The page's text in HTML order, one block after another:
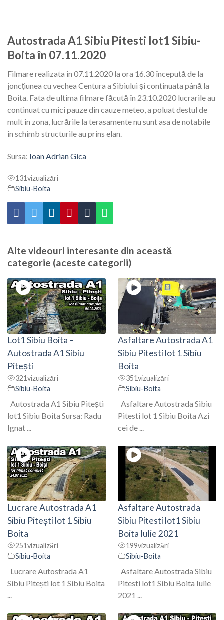
Autostrada A1 Sibiu Pitesti lot1 Sibiu-
Boita în 07.11.2020
Filmare realizata în 07.11.2020 la ora 16.30 începută de la
joncțiunea cu vechea Centura a Sibiului și continuata până la
Boita. Fata de ultima filmare făcută în 23.10.2020 lucrarile au
continuat cu mici pauze din cauze meteo, a poluat destul de
mult în zona, lucrările la terasamente nu sunt asa de notabile
în schimb structurile au prins elan.
Sursa: Ioan Adrian Gica
131vizualizări
Sibiu-Boita
Alte videouri interesante din această
categorie (aceste categorii)
Lot1 Sibiu Boita –
Autostrada A1 Sibiu
Pitești
321vizualizări
Sibiu-Boita
Autostrada A1 Sibiu Pitești
lot1 Sibiu Boita Sursa: Radu
Ignat ...
Asfaltare Autostrada A1
Sibiu Pitesti lot 1 Sibiu
Boita
351vizualizări
Sibiu-Boita
Asfaltare Autostrada Sibiu
Pitesti lot 1 Sibiu Boita Azi
cei de ...
Lucrare Autostrada A1
Sibiu Pitești lot 1 Sibiu
Boita
251vizualizări
Sibiu-Boita
Lucrare Autostrada A1
Sibiu Pitești lot 1 Sibiu Boita
Asfaltare Autostrada
Sibiu Pitesti lot1 Sibiu
Boita Iulie 2021
199vizualizări
Sibiu-Boita
Asfaltare Autostrada Sibiu
Pitesti lot1 Sibiu Boita Iulie
2021 ...